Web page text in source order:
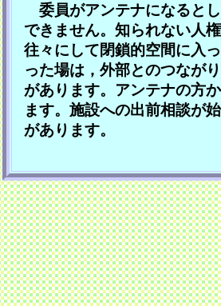
委員がアンテナになると
できません。知られない人
往々にして閉鎖的空間に入
った場は，外部とのつなが
があります。アンテナの方
ます。施設への出前相談が
があります。